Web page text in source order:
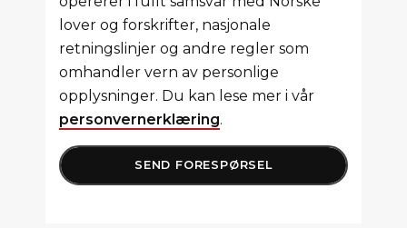
lover og forskrifter, nasjonale
retningslinjer og andre regler som
omhandler vern av personlige
opplysninger. Du kan lese mer i vår
personvernerklæring.